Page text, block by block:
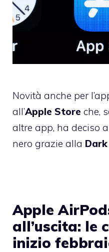
Novità anche per
all’Apple Store che,
altre app, ha deciso
nero grazie alla
Apple
all’uscita: le
inizio